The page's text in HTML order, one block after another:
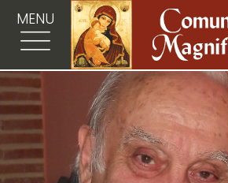
MENU